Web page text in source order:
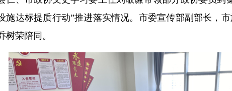
施达标提质行动”推进落实情况。市委宣传部副部长，
树荣陪同。